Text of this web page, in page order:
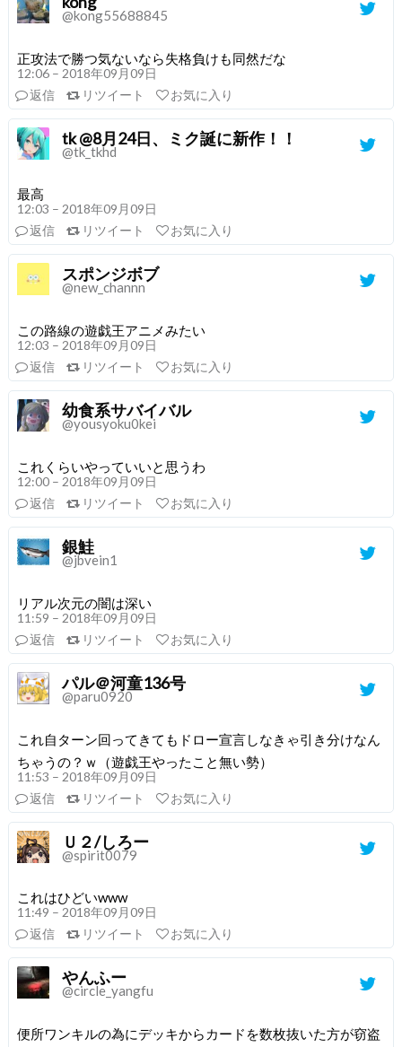
@kong55688845
正攻法で勝つ気ないなら失格負けも同然だな
12:06 – 2018年09月09日
返信
リツイート お気に入り
tk @8月24日、ミク誕に新作！！
@tk_tkhd
最高
12:03 – 2018年09月09日
返信
リツイート お気に入り
スポンジボブ
@new_channn
この路線の遊戯王アニメみたい
12:03 – 2018年09月09日
返信
リツイート お気に入り
幼食系サバイバル
@yousyoku0kei
これくらいやっていいと思うわ
12:00 – 2018年09月09日
返信
リツイート お気に入り
銀鮭
@jbvein1
リアル次元の闇は深い
11:59 – 2018年09月09日
返信
リツイート お気に入り
パル＠河童136号
@paru0920
これ自ターン回ってきてもドロー宣言しなきゃ引き分けなん
ちゃうの？ｗ（遊戯王やったこと無い勢）
11:53 – 2018年09月09日
返信
リツイート お気に入り
Ｕ２/しろー
@spirit0079
これはひどいwww
11:49 – 2018年09月09日
返信
リツイート お気に入り
やんふー
@circle_yangfu
便所ワンキルの為にデッキからカードを数枚抜いた方が窃盗